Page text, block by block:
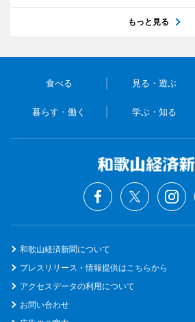
もっと見る
食べる 見る・遊ぶ
暮らす・働く 学ぶ・知る
和歌山経済新聞について
プレスリリース・情報提供はこちらから
アクセスデータの利用について
お問い合わせ